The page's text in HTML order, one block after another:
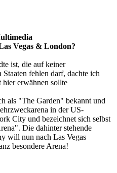
Vegas & London?
ist, die auf keiner
fehlen darf, dachte ich
hier erwähnen sollte
als "The Garden" bekannt und
in der US-
City und bezeichnet sich selbst
Die dahinter stehende
will nun nach Las Vegas
besondere Arena!